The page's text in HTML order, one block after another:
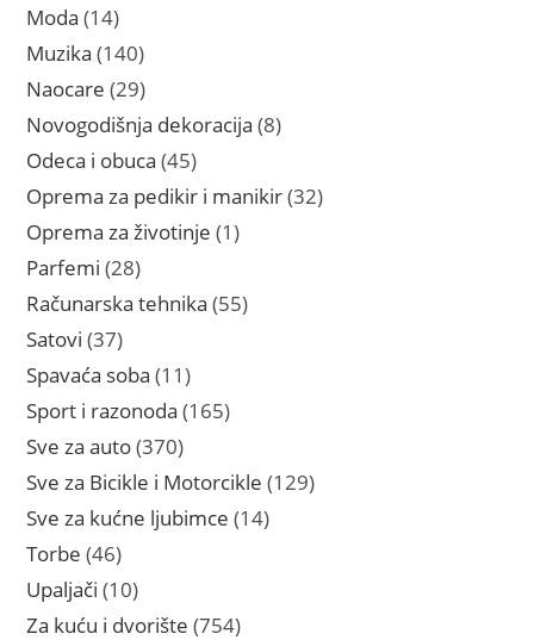
Moda 1414
proizvoda
Muzika 140140
proizvoda
Naocare 2929
proizvoda
Novogodišnja dekoracija 88
Odeca i obuca 4545
proizvoda
Oprema za pedikir i manikir 3232
Oprema za životinje 11
Parfemi 2828
proizvoda
Računarska tehnika 5555
Satovi 3737
proizvoda
Spavaća soba 1111
proizvoda
Sport i razonoda 165165
Sve za auto 370370
proizvoda
Sve za Bicikle i Motorcikle 129129
Sve za kućne ljubimce 1414
Torbe 4646
proizvoda
Upaljači 1010
proizvoda
Za kuću i dvorište 754754